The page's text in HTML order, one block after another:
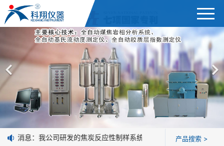
首页
综合赛事娱乐平台 ＞
焦炭高温性能检测系统
焦化行业检测及优化配煤设备
球团矿/烧结矿/块矿高温冶金性能检测系统
公司简介
新闻中心
企业业绩
技术交流
好消息：我公司研发的焦炭反应性制样系统，全部制样过程机械化操
产品搜索 >